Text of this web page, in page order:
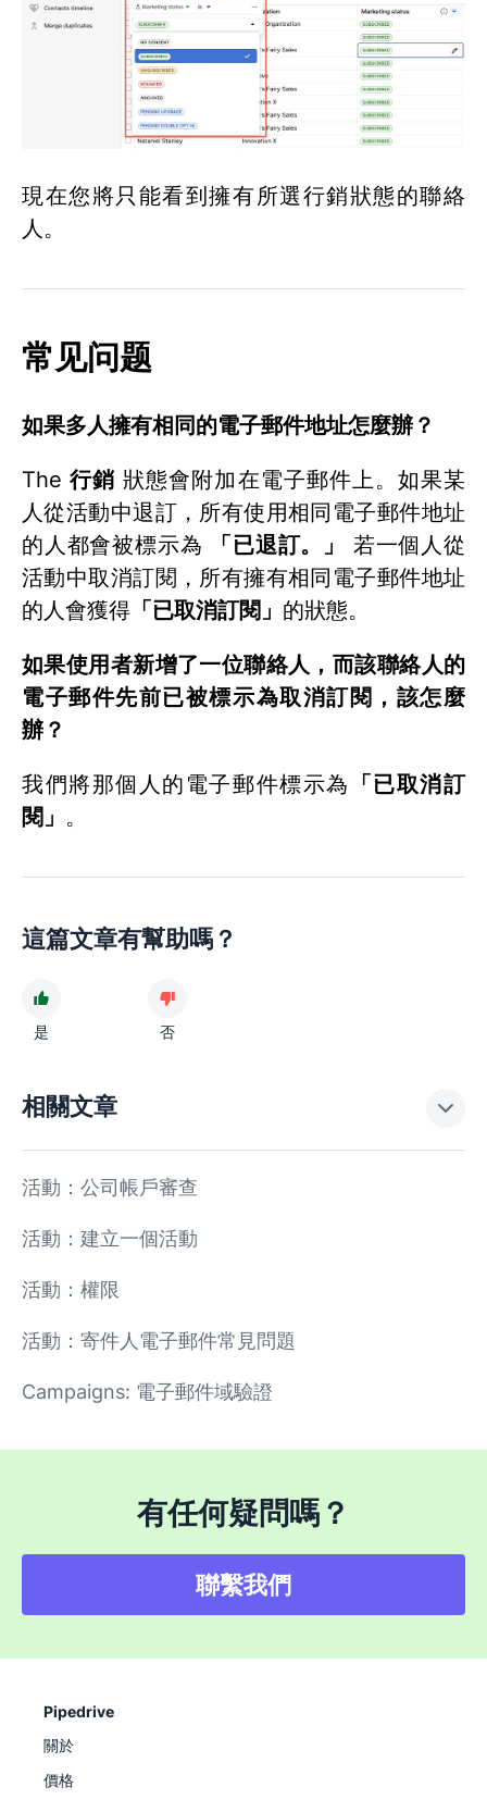
現在您將只能看到擁有所選行銷狀態的聯絡
人。
常见问题
如果多人擁有相同的電子郵件地址怎麼辦？
The行銷 狀態會附加在電子郵件上。如果某
人從活動中退訂，所有使用相同電子郵件地址
的人都會被標示為
「已退訂。」
若一個人從
活動中取消訂閱，所有擁有相同電子郵件地址
的人會獲得 「已取消訂閱」 的狀態。
如果使用者新增了一位聯絡人，而該聯絡人的
電子郵件先前已被標示為取消訂閱，該怎麼
辦？
我們將那個人的電子郵件標示為
「已取消訂
閱」 。
這篇文章有幫助嗎？
是 否
相關文章
活動：公司帳戶審查
活動：建立一個活動
活動：權限
活動：寄件人電子郵件常見問題
Campaigns: 電子郵件域驗證
有任何疑問嗎？
聯繫我們
Pipedrive
關於
價格